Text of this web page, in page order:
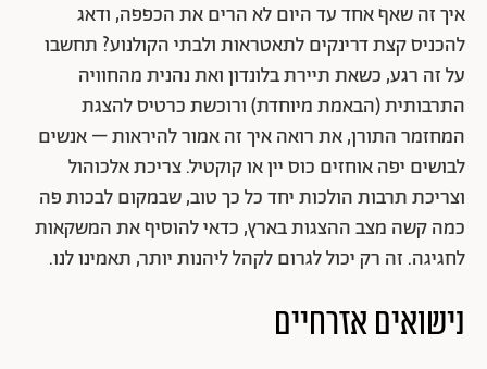
איך זה שאף אחד עד היום לא הרים את הכפפה, ודאג
להכניס קצת דרינקים לתאטראות ולבתי הקולנוע? תחשבו
על זה רגע, כשאת תיירת בלונדון ואת נהנית מהחוויה
התרבותית (הבאמת מיוחדת) ורוכשת כרטיס להצגת
המחזמר התורן, את רואה איך זה אמור להיראות – אנשים
לבושים יפה אוחזים כוס יין או קוקטיל. צריכת אלכוהול
וצריכת תרבות הולכות יחד כל כך טוב, שבמקום לבכות פה
כמה קשה מצב ההצגות בארץ, כדאי להוסיף את המשקאות
לחגיגה. זה רק יכול לגרום לקהל ליהנות יותר, תאמינו לנו.
נישואים אזרחיים